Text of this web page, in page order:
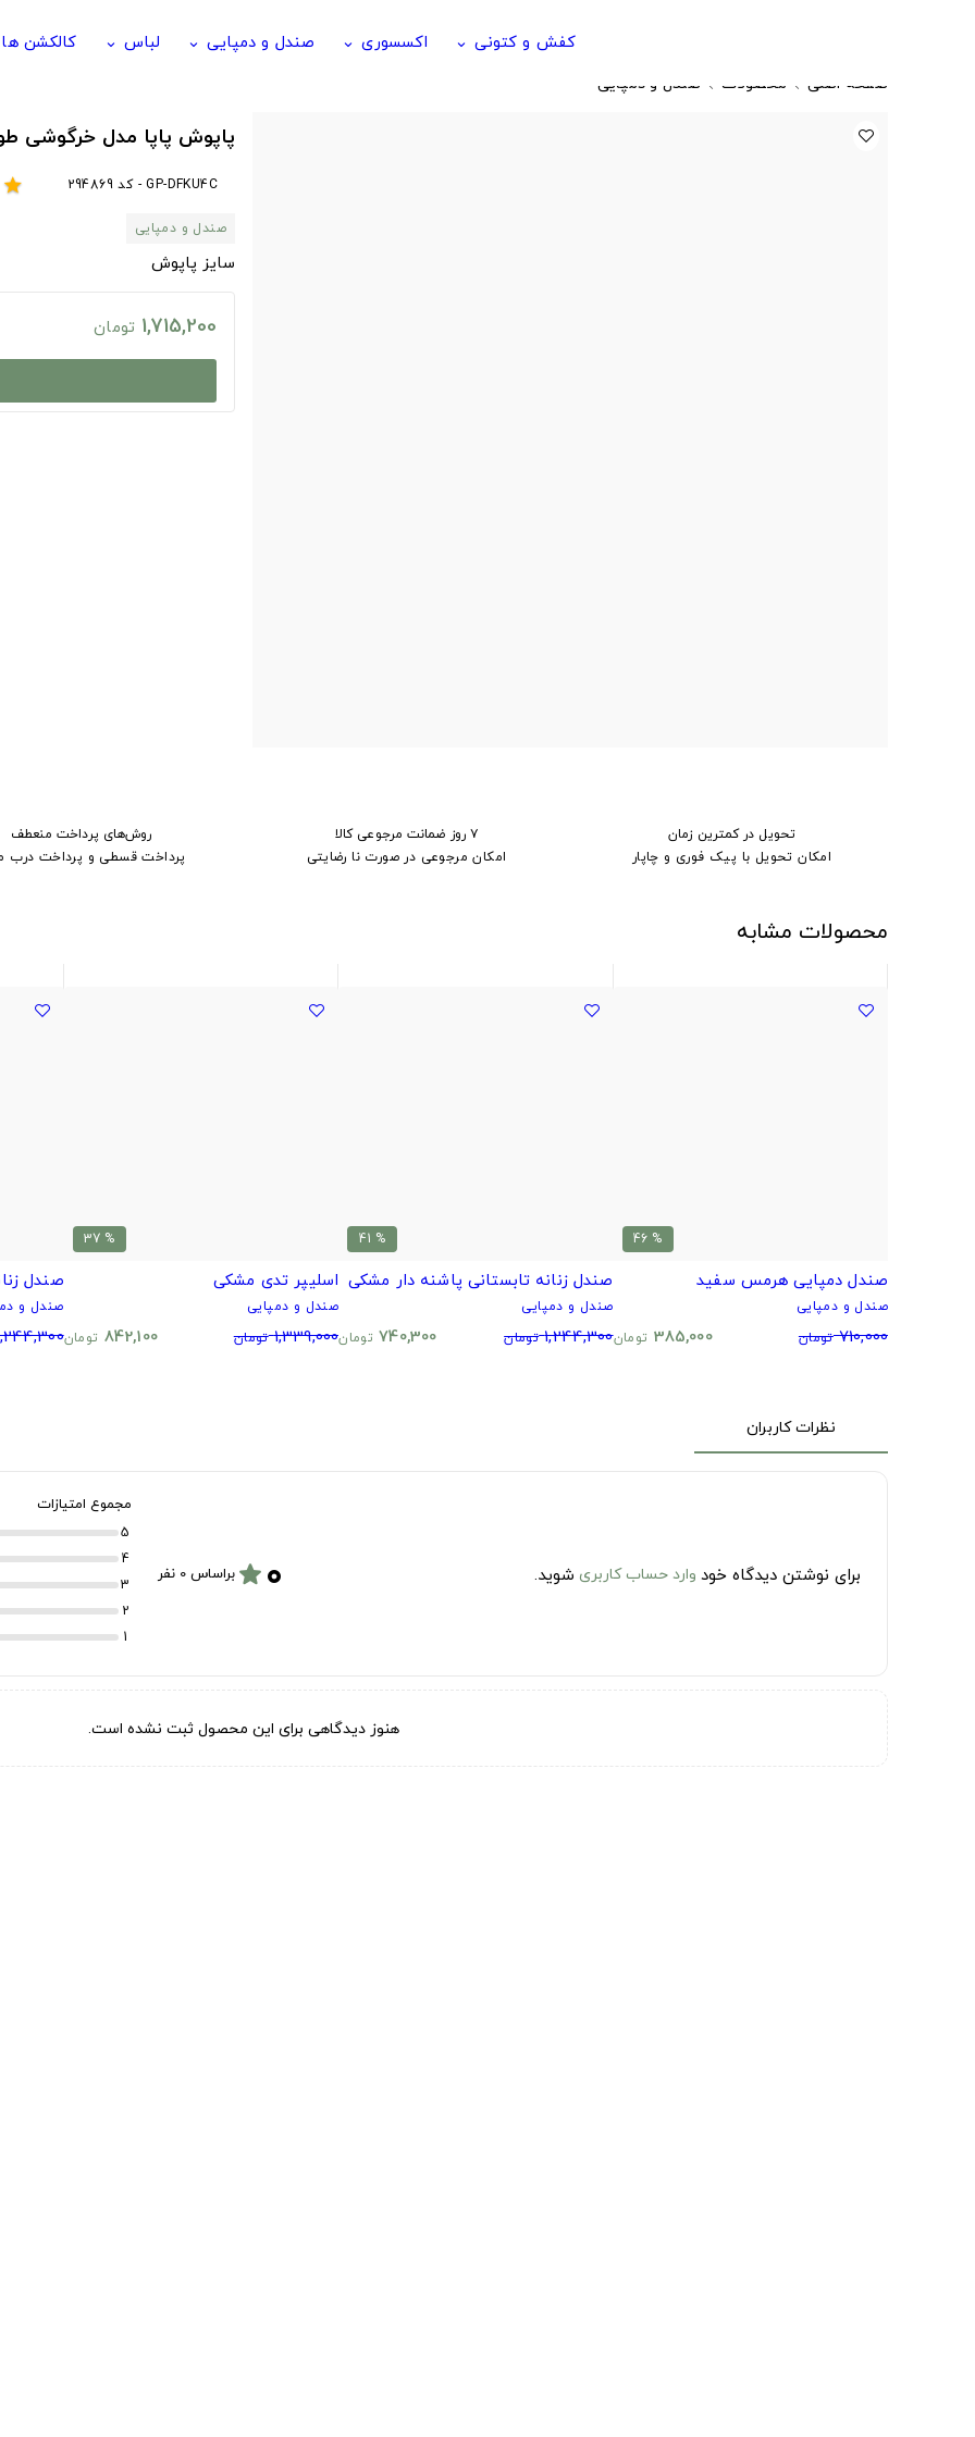
کفش و کتونی keyboard_arrow_down اکسسوری keyboard_arrow_down صندل و دمپایی keyboard_arrow_down لباس keyboard_arrow_down کالکشن ها
صفحه اصلی محصولات صندل و دمپایی
پاپوش پاپا مدل خرگوشی
GP-DFKU4C - کد 294869 star
صندل و دمپایی
سایز پاپوش
1,715,200 تومان
تحویل در کمترین زمان
امکان تحویل با پیک فوری و چاپار
۷ روز ضمانت مرجوعی کالا
امکان مرجوعی در صورت نا رضایتی
روش‌های پرداخت منعطف
پرداخت قسطی و پرداخت درب
محصولات مشابه
% 46
صندل دمپایی هرمس سفید
صندل و دمپایی
710,000 تومان 385,000 تومان
% 41
صندل زنانه تابستانی پاشنه دار مشکی
صندل و دمپایی
1,244,300 تومان 740,300 تومان
% 37
اسلیپر تدی مشکی
صندل و دمپایی
1,339,000 تومان 842,100 تومان
صندل
صندل و
نظرات کاربران
برای نوشتن دیدگاه خود وارد حساب کاربری شوید. ۰ starبراساس 0 نفر
مجموع امتیازات
5
4
3
2
1
هنوز دیدگاهی برای این محصول ثبت نشده است.